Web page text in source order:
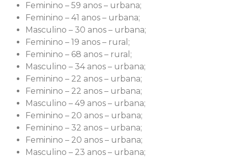
Feminino – 59 anos – urbana;
Feminino – 41 anos – urbana;
Masculino – 30 anos – urbana;
Feminino – 19 anos – rural;
Feminino – 68 anos – rural;
Masculino – 34 anos – urbana;
Feminino – 22 anos – urbana;
Feminino – 22 anos – urbana;
Masculino – 49 anos – urbana;
Feminino – 20 anos – urbana;
Feminino – 32 anos – urbana;
Feminino – 20 anos – urbana;
Masculino – 23 anos – urbana;